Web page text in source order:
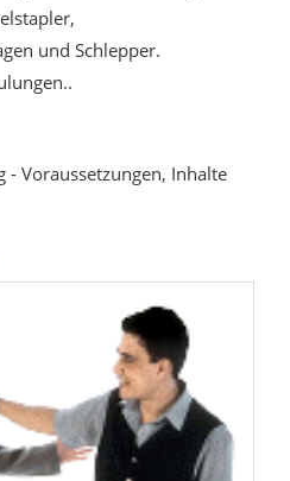
und Schlepper.
- Voraussetzungen, Inhalte